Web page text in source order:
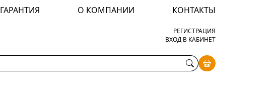
ГАРАНТИЯ О КОМПАНИИ
КОНТАКТЫ
РЕГИСТРАЦИЯ
ВХОД В КАБИНЕТ